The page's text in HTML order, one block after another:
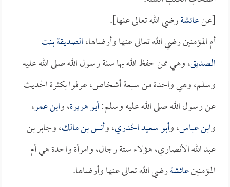
[عنعائشةرضي الله تعالى عنها].
أم المؤمنين رضي الله تعالى عنها وأرضاها،الصديقة بنت
الصديق، وهي ممن حفظ الله بها سنة رسول الله صلى الله عليه
وسلم، وهي واحدة من سبعة أشخاص، عرفوا بكثرة الحديث
عن رسول الله صلى الله عليه وسلم:أبو هريرة، وابن عمر،
وابن عباس، وأبو سعيد الخدري، وأنس بن مالك، وجابر بن
عبد الله الأنصاري، هؤلاء ستة رجال، وامرأة واحدة هي أم
المؤمنينعائشةرضي الله تعالى عنها وأرضاها.